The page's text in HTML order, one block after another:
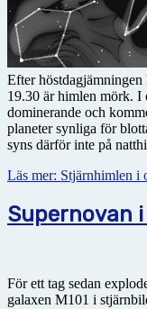
Efter
19.30 är himlen mörk. I
dominerande och
planeter synliga för
syns därför inte på
Läs mer: Stjärnhimlen i
Supernovan i
För ett tag sedan
galaxen M101 i